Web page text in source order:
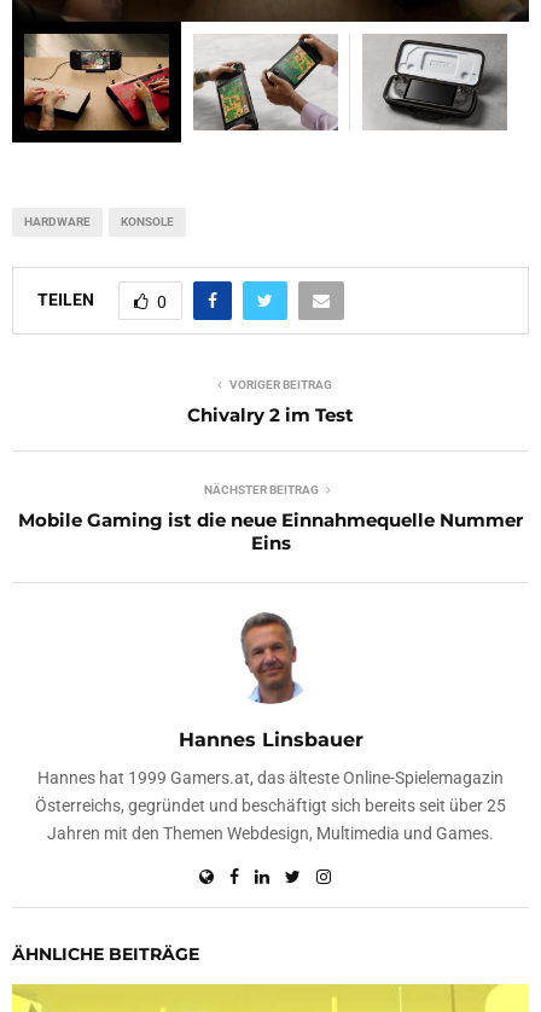
HARDWARE KONSOLE
TEILEN 0
VORIGER BEITRAG
Chivalry 2 im Test
NÄCHSTER BEITRAG
Mobile Gaming ist die neue Einnahmequelle Nummer
Eins
Hannes Linsbauer
Hannes hat 1999 Gamers.at, das älteste Online-Spielemagazin
Österreichs, gegründet und beschäftigt sich bereits seit über 25
Jahren mit den Themen Webdesign, Multimedia und Games.
ÄHNLICHE BEITRÄGE